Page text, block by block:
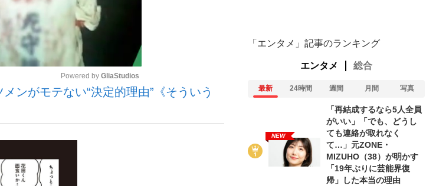
「90%は失敗する。でも…」本田圭佑が初めて明かした日本代表監督に...
「敗因分析は一切聞かれなかった」侍ジャパン選手が証言した“NPB聞...
観る将棋、読む将棋
Powered by GliaStudios
ンがモテない“決定的理由”《そういう
「エンタメ」記事のランキング
エンタメ 総合
最新 24時間 週間 月間 写真
NEW
「再結成するなら5人全員
がいい」「でも、どうし
ても連絡が取れなく
て…」元ZONE・
MIZUHO（38）が明かす
「19年ぶりに芸能界復
帰」した本当の理由